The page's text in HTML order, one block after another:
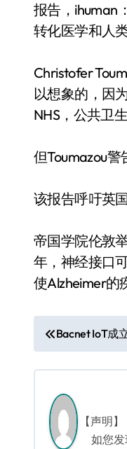
报告，ihuman
转化医学和人
Christofer
以想象的，因
NHS，公共卫
但Toumazou
该报告呼吁英
帝国学院伦敦
年，神经接口
使Alzheimer的
文
章
航
Bacnet IoT成
【声明
如您